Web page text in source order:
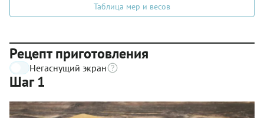
Таблица мер и весов
Рецепт приготовления
Негаснущий экран
Шаг 1